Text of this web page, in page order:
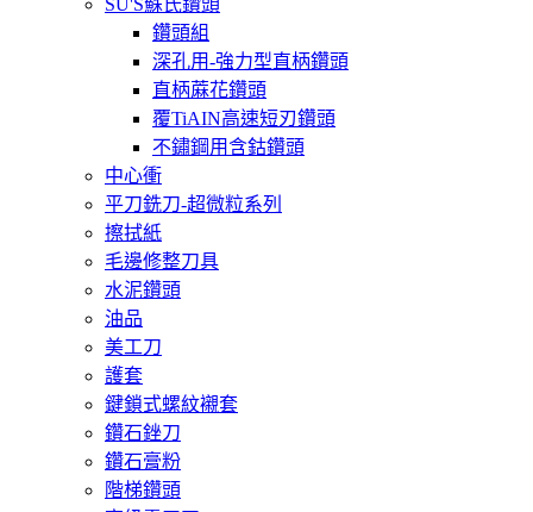
SU'S蘇氏鑽頭
鑽頭組
深孔用-強力型直柄鑽頭
直柄蔴花鑽頭
覆TiAIN高速短刃鑽頭
不鏽鋼用含鈷鑽頭
中心衝
平刀銑刀-超微粒系列
擦拭紙
毛邊修整刀具
水泥鑽頭
油品
美工刀
護套
鍵鎖式螺紋襯套
鑽石銼刀
鑽石膏粉
階梯鑽頭